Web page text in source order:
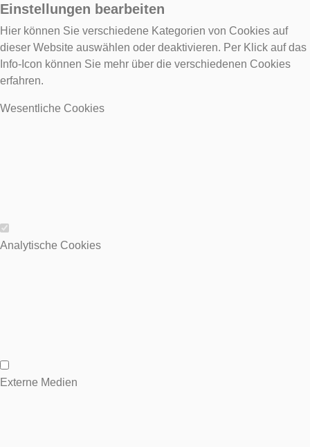
Einstellungen bearbeiten
Hier können Sie verschiedene Kategorien von Cookies auf
dieser Website auswählen oder deaktivieren. Per Klick auf das
Info-Icon können Sie mehr über die verschiedenen Cookies
erfahren.
Wesentliche Cookies
Wesentliche Cookies
Analytische Cookies
Analytische Cookies
Externe Medien